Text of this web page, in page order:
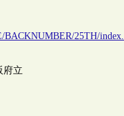
BACKNUMBER/25TH/
府立